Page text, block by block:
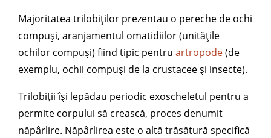
Majoritatea trilobiților prezentau o pereche de ochi
compuși, aranjamentul omatidiilor (unitățile
ochilor compuși) fiind tipic pentru artropode(de
exemplu, ochii compuși de la crustacee și insecte).
Trilobiții își lepădau periodic exoscheletul pentru a
permite corpului să crească, proces denumit
năpârlire. Năpârlirea este o altă trăsătură specifică